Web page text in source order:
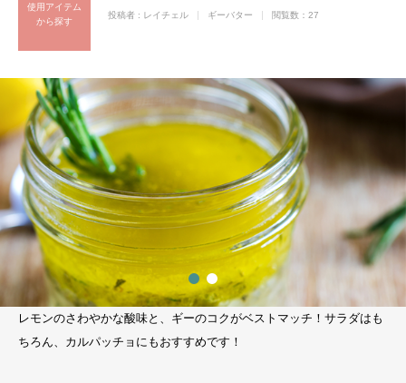
使用アイテム
から探す
投稿者 : レイチェル ギーバター 閲覧数：27
レモンのさわやかな酸味と、ギーのコクがベストマッチ！サラダはも
ちろん、カルパッチョにもおすすめです！